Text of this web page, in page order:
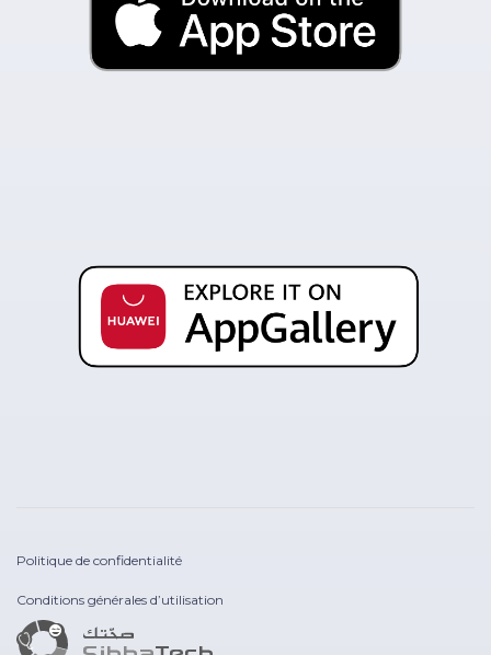
Politique de confidentialité
Conditions générales d’utilisation